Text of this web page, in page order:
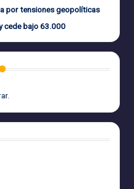
por tensiones geopolíticas
cede bajo 63.000